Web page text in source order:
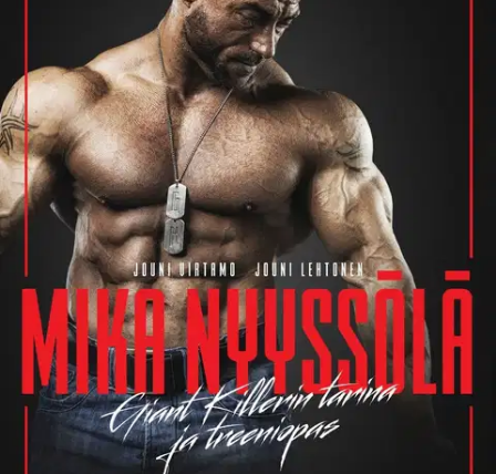
Mika Nyyssölä, 40, on Suomen tämän hetken valovoimaisin
kehonrakentaja ja kymmenientuhansien nuorten treenaajien
ykkösidoli. Kirja kuvaa Mikan etenemisen nuoresta
harrastevoimailijasta oman lajinsa kehonrakennuksen huipulle ja
Arnold Classic Europe -kilpailun voittajaksi Barcelonassa syksyllä
2015. Mika kertoo eri kausien harjoittelusta, ruokavaliosta ja
henkisestä taistelusta äärimmäisen rasittavien treenien ja kilpailuja
kohti tiukentuvien dieettien puristuksessa.Mika on Suomessa
valtavan sosiaalisen median kautta ilmenevän fanituksen kohde:
hänen videoillaan on parhaimmillaan yli satatuhatta katselijaa, ja
hänen omilla verkkosivuillaan käy kuukausittain toistasataatuhatta
yksittäistä vierailijaa. Mika jakaa kirjassa ensimmäistä kertaa
seikkaperäisiä ohjeita erityisesti nuorille ja innokkaille
harjoittelijoille, jotka kaipaavat selviä ohjeita oman harrastuksensa
kehittämiseksi ja inspiraatioksi. Mika puhuu myös monille nuorille
tärkeistä itsetuntoasioista. Säännöllinen ja johdonmukainen
harjoittelu ja hyvä kunto antavat eväitä pärjätä erilaisissa
sosiaalisisssa tilanteissa. Mika on taitava ruoanlaittaja ja tunnettu
siitä, että hän syö kisadieetilläkin itse hyvistä raaka-aineista
tekemäänsä maittavaa ruokaa. Rasvaa poltettaessa ei ole tarpeen
syödä pelkkää parsakaalia tai raejuustoa suoraan purkista, kuten
monet asian ajattelevat. Mika kokkaa näytteeksi joitakin ruokia ja
antaa niihin myös reseptit, jotta lukijat voivat kokeilla niitä itse.
Teoksessa käsitellään myös lisä- ja urheiluravinteita ja selitetään,